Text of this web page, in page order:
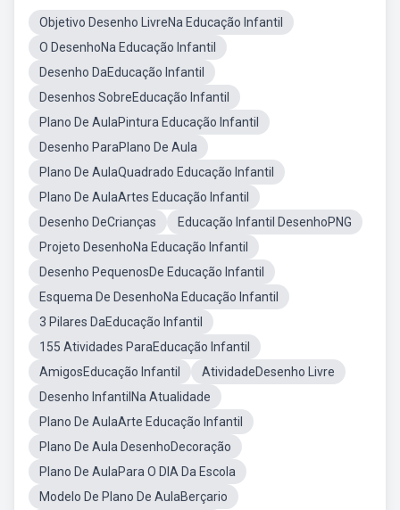
Objetivo Desenho LivreNa Educação Infantil
O DesenhoNa Educação Infantil
Desenho DaEducação Infantil
Desenhos SobreEducação Infantil
Plano De AulaPintura Educação Infantil
Desenho ParaPlano De Aula
Plano De AulaQuadrado Educação Infantil
Plano De AulaArtes Educação Infantil
Desenho DeCrianças
Educação Infantil DesenhoPNG
Projeto DesenhoNa Educação Infantil
Desenho PequenosDe Educação Infantil
Esquema De DesenhoNa Educação Infantil
3 Pilares DaEducação Infantil
155 Atividades ParaEducação Infantil
AmigosEducação Infantil
AtividadeDesenho Livre
Desenho InfantilNa Atualidade
Plano De AulaArte Educação Infantil
Plano De Aula DesenhoDecoração
Plano De AulaPara O DIA Da Escola
Modelo De Plano De AulaBerçario